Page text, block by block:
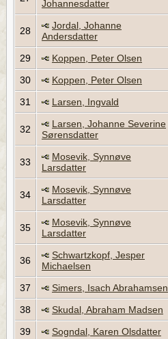
Johannesdatter
28
Jordal, Johanne
Andersdatter
29 Koppen, Peter Olsen
30
Koppen, Peter Olsen
31
Larsen, Ingvald
32
Larsen, Johanne Severine
Sørensdatter
33
Mosevik, Synnøve
Larsdatter
34
Mosevik, Synnøve
Larsdatter
35
Mosevik, Synnøve
Larsdatter
36
Schwartzkopf, Jesper
Michaelsen
37 Simers, Isach Abrahamsen
38
Skudal, Abraham Madsen
39
Sogndal, Karen Olsdatter